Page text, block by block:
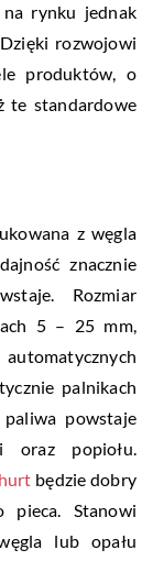
rynku jednak
rozwojowi
produktów, o
te standardowe
z węgla
znacznie
Rozmiar
5 – 25 mm,
palnikach
powstaje
oraz popiołu.
będzie dobry
pieca. Stanowi
lub opału